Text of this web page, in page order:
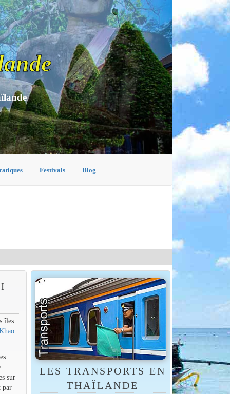
Festivals Blog
îles
sur
par
LES TRANSPORTS EN
THAÏLANDE